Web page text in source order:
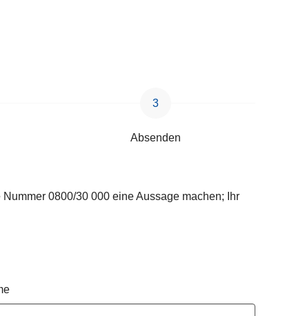
Absenden
0800/30 000 eine Aussage machen; Ihr